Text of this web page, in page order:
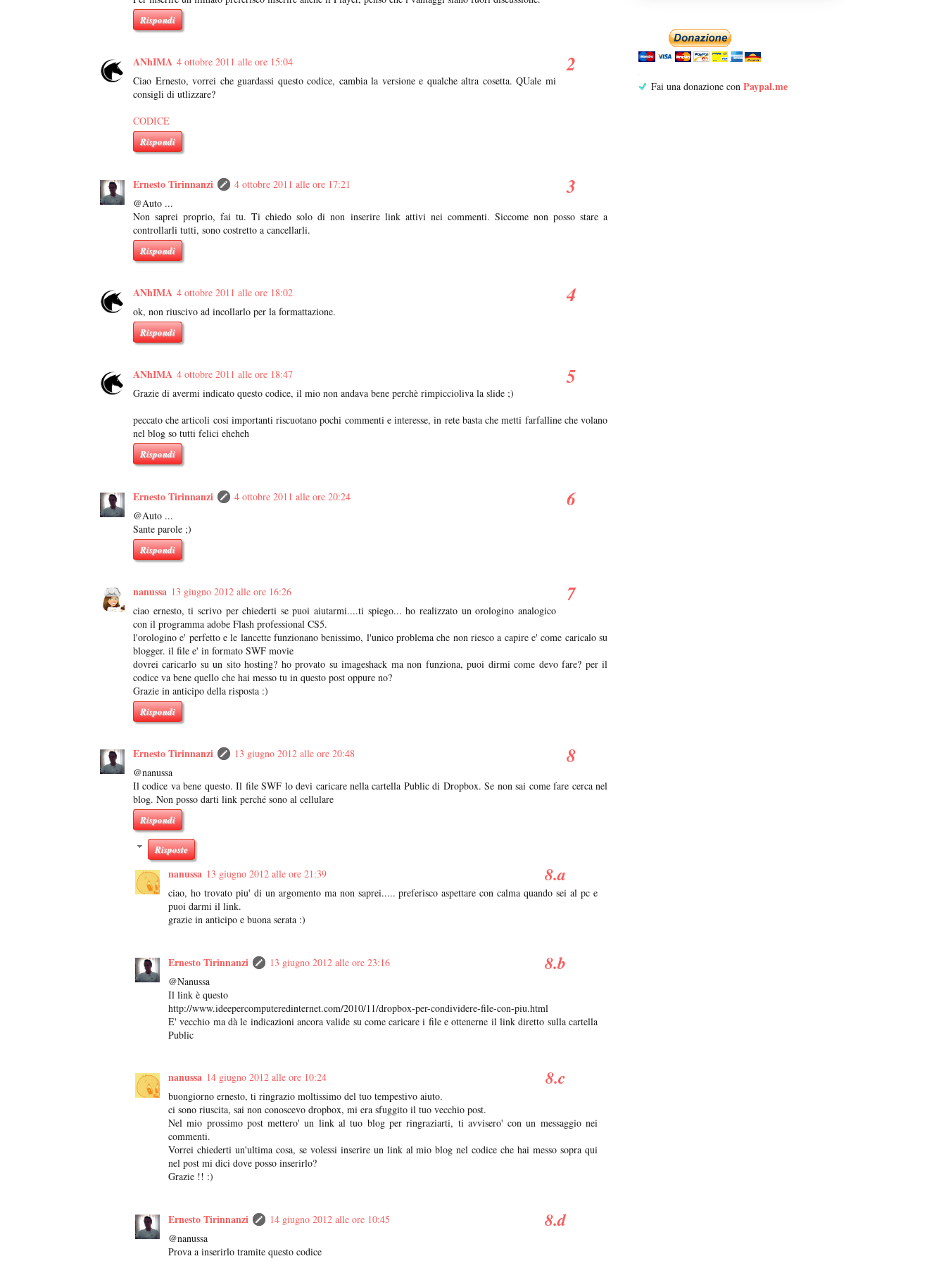
Rispondi
ANhIMA 4 ottobre 2011 alle ore 15:04
Ciao Ernesto, vorrei che guardassi questo codice, cambia la versione e qualche altra cosetta. QUale mi
consigli di utlizzare?
CODICE
Rispondi
Ernesto Tirinnanzi
4 ottobre 2011 alle ore 17:21
@Auto ...
Non saprei proprio, fai tu. Ti chiedo solo di non inserire link attivi nei commenti. Siccome non posso stare a
controllarli tutti, sono costretto a cancellarli.
Rispondi
ANhIMA 4 ottobre 2011 alle ore 18:02
ok, non riuscivo ad incollarlo per la formattazione.
Rispondi
ANhIMA 4 ottobre 2011 alle ore 18:47
Grazie di avermi indicato questo codice, il mio non andava bene perchè rimpiccioliva la slide ;)
peccato che articoli cosi importanti riscuotano pochi commenti e interesse, in rete basta che metti farfalline che volano
nel blog so tutti felici eheheh
Rispondi
Ernesto Tirinnanzi
4 ottobre 2011 alle ore 20:24
@Auto ...
Sante parole ;)
Rispondi
nanussa 13 giugno 2012 alle ore 16:26
ciao ernesto, ti scrivo per chiederti se puoi aiutarmi....ti spiego... ho realizzato un orologino analogico
con il programma adobe Flash professional CS5.
l'orologino e' perfetto e le lancette funzionano benissimo, l'unico problema che non riesco a capire e' come caricalo su
blogger. il file e' in formato SWF movie
dovrei caricarlo su un sito hosting? ho provato su imageshack ma non funziona, puoi dirmi come devo fare? per il
codice va bene quello che hai messo tu in questo post oppure no?
Grazie in anticipo della risposta :)
Rispondi
Ernesto Tirinnanzi
13 giugno 2012 alle ore 20:48
@nanussa
Il codice va bene questo. Il file SWF lo devi caricare nella cartella Public di Dropbox. Se non sai come fare cerca nel
blog. Non posso darti link perché sono al cellulare
Rispondi
Risposte
nanussa 13 giugno 2012 alle ore 21:39
ciao, ho trovato piu' di un argomento ma non saprei..... preferisco aspettare con calma quando sei al pc e
puoi darmi il link.
grazie in anticipo e buona serata :)
Ernesto Tirinnanzi
13 giugno 2012 alle ore 23:16
@Nanussa
Il link è questo
http://www.ideepercomputeredinternet.com/2010/11/dropbox-per-condividere-file-con-piu.html
E' vecchio ma dà le indicazioni ancora valide su come caricare i file e ottenerne il link diretto sulla cartella
Public
nanussa 14 giugno 2012 alle ore 10:24
buongiorno ernesto, ti ringrazio moltissimo del tuo tempestivo aiuto.
ci sono riuscita, sai non conoscevo dropbox, mi era sfuggito il tuo vecchio post.
Nel mio prossimo post mettero' un link al tuo blog per ringraziarti, ti avvisero' con un messaggio nei
commenti.
Vorrei chiederti un'ultima cosa, se volessi inserire un link al mio blog nel codice che hai messo sopra qui
nel post mi dici dove posso inserirlo?
Grazie !! :)
Ernesto Tirinnanzi
14 giugno 2012 alle ore 10:45
@nanussa
Prova a inserirlo tramite questo codice
Fai una donazione con Paypal.me